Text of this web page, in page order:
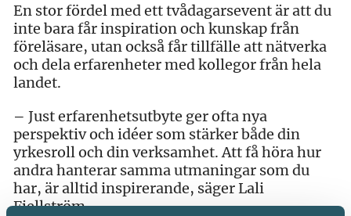
En stor fördel med ett tvådagarsevent är att du
inte bara får inspiration och kunskap från
föreläsare, utan också får tillfälle att nätverka
och dela erfarenheter med kollegor från hela
landet.
– Just erfarenhetsutbyte ger ofta nya
perspektiv och idéer som stärker både din
yrkesroll och din verksamhet. Att få höra hur
andra hanterar samma utmaningar som du
har, är alltid inspirerande, säger Lali
Fjellström.